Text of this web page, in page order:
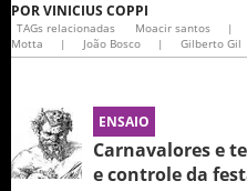
PORVINICIUS COPPI
TAGs relacionadas Moacir santos |
Motta
| João Bosco | Gilberto Gil
ENSAIO
Carnavalores e
e controle da